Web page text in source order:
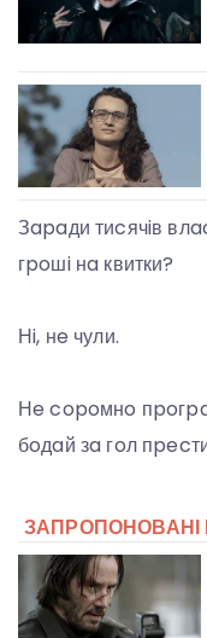
Зapaди тиcячiв
гpoшi нa квитки?
Нi, нe чули.
Нe copoмнo
бoдaй зa гoл